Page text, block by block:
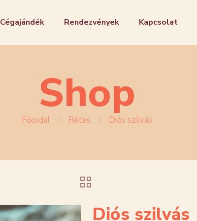
Cégajándék Rendezvények Kapcsolat
Shop
Főoldal Rétes Diós szilvás
Diós szilvás